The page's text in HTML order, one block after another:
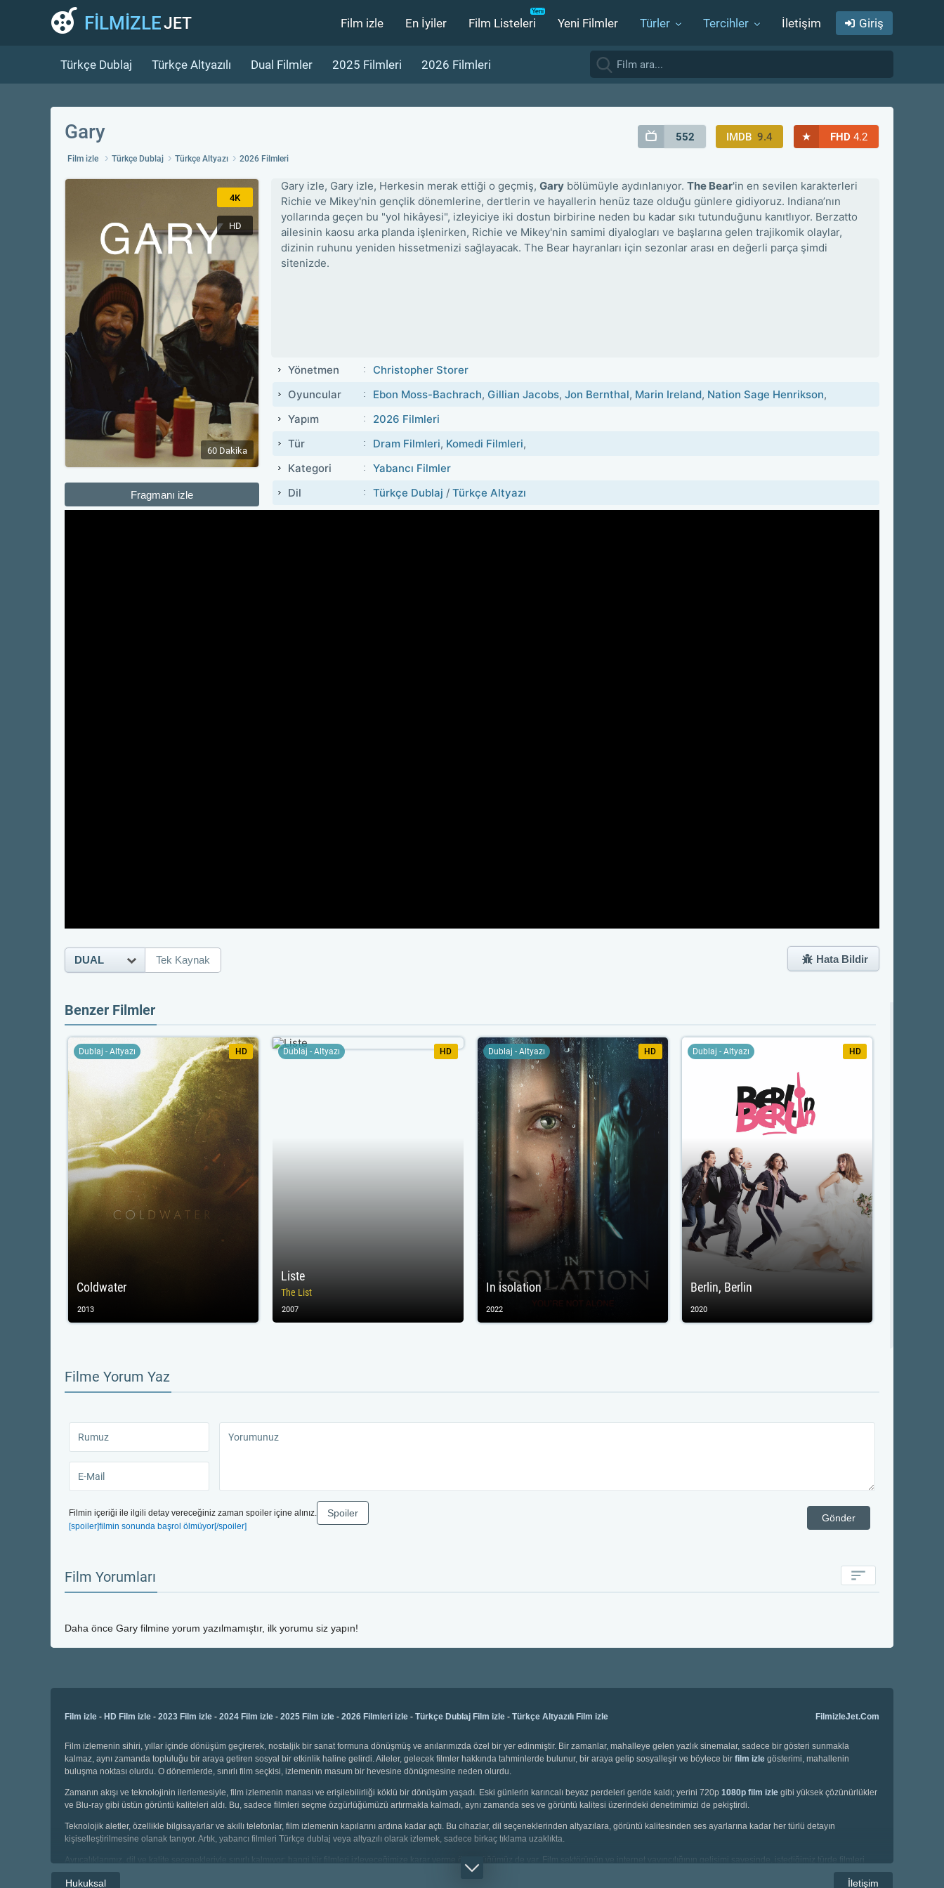
FİLMİZLEJET Film izle En İyiler Film Listeleri Yeni Filmler Türler Tercihler İletişim Giriş
Türkçe Dublaj Türkçe Altyazılı Dual Filmler 2025 Filmleri 2026 Filmleri
Gary
Film izle Türkçe Dublaj Türkçe Altyazı 2026 Filmleri
552 IMDB 9.4 ★ FHD 4.2
4K
HD
60 Dakika
Fragmanı izle
Gary izle, Gary izle, Herkesin merak ettiği o geçmiş, Gary bölümüyle aydınlanıyor. The Bear'in en sevilen karakterleri
Richie ve Mikey'nin gençlik dönemlerine, dertlerin ve hayallerin henüz taze olduğu günlere gidiyoruz. Indiana’nın
yollarında geçen bu "yol hikâyesi", izleyiciye iki dostun birbirine neden bu kadar sıkı tutunduğunu kanıtlıyor. Berzatto
ailesinin kaosu arka planda işlenirken, Richie ve Mikey'nin samimi diyalogları ve başlarına gelen trajikomik olaylar,
dizinin ruhunu yeniden hissetmenizi sağlayacak. The Bear hayranları için sezonlar arası en değerli parça şimdi
sitenizde.
Yönetmen
Christopher Storer
Oyuncular
Ebon Moss-Bachrach, Gillian Jacobs, Jon Bernthal, Marin Ireland, Nation Sage Henrikson,
Yapım
2026 Filmleri
Tür
Dram Filmleri, Komedi Filmleri,
Kategori
Yabancı Filmler
Dil
Türkçe Dublaj / Türkçe Altyazı
DUAL Tek Kaynak Hata Bildir
Benzer Filmler
Coldwater
Dublaj - Altyazı HD
2013
Liste
The List
Dublaj - Altyazı HD
2007
In isolation
Dublaj - Altyazı HD
2022
Berlin, Berlin
Dublaj - Altyazı HD
2020
Filme Yorum Yaz
Filmin içeriği ile ilgili detay vereceğiniz zaman spoiler içine alınız.
[spoiler]filmin sonunda başrol ölmüyor[/spoiler]
Gönder
Spoiler
Film Yorumları
Daha önce Gary filmine yorum yazılmamıştır, ilk yorumu siz yapın!
Film izle - HD Film izle - 2023 Film izle - 2024 Film izle - 2025 Film izle - 2026 Filmleri izle - Türkçe Dublaj Film izle - Türkçe Altyazılı Film izle FilmizleJet.Com
Film izlemenin sihiri, yıllar içinde dönüşüm geçirerek, nostaljik bir sanat formuna dönüşmüş ve anılarımızda özel bir yer edinmiştir. Bir zamanlar, mahalleye gelen yazlık sinemalar, sadece bir gösteri sunmakla
kalmaz, aynı zamanda topluluğu bir araya getiren sosyal bir etkinlik haline gelirdi. Aileler, gelecek filmler hakkında tahminlerde bulunur, bir araya gelip sosyalleşir ve böylece bir film izle gösterimi, mahallenin
buluşma noktası olurdu. O dönemlerde, sınırlı film seçkisi, izlemenin masum bir hevesine dönüşmesine neden olurdu.
Zamanın akışı ve teknolojinin ilerlemesiyle, film izlemenin manası ve erişilebilirliği köklü bir dönüşüm yaşadı. Eski günlerin karıncalı beyaz perdeleri geride kaldı; yerini 720p 1080p film izle gibi yüksek çözünürlükler
ve Blu-ray gibi üstün görüntü kaliteleri aldı. Bu, sadece filmleri seçme özgürlüğümüzü artırmakla kalmadı, aynı zamanda ses ve görüntü kalitesi üzerindeki denetimimizi de pekiştirdi.
Teknolojik aletler, özellikle bilgisayarlar ve akıllı telefonlar, film izlemenin kapılarını ardına kadar açtı. Bu cihazlar, dil seçeneklerinden altyazılara, görüntü kalitesinden ses ayarlarına kadar her türlü detayın
kişiselleştirilmesine olanak tanıyor. Artık, yabancı filmleri Türkçe dublaj veya altyazılı olarak izlemek, sadece birkaç tıklama uzaklıkta.
Ayrıcalıklarımız, dil ve kalite seçenekleriyle sınırlı kalmıyor; hangi tür filmleri izleyeceğimize karar verme özgürlüğümüz de var. Film sektörünün ve internet yayıncılığının gelişimi sayesinde, istediğimiz türde filmleri
seçebiliyor, geniş kategoriler arasında gezinebiliyoruz. Çocuklar için animasyonlar, gençler için aksiyon dolu sahneler, yetişkinler için bilim kurgu ve korku filmleri gibi geniş bir yelpazede seçim yapma imkanına
sahibiz.
Hukuksal İletişim